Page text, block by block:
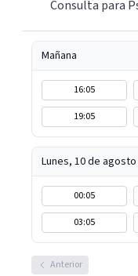
Consulta para
Mañana
16:05
19:05
Lunes, 10 de agosto
00:05
03:05
Anterior